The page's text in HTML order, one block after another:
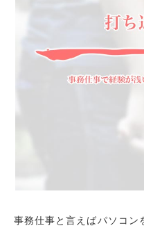
必要なものを捨てる
提出物を忘れる
計算ミス
事務仕事と言えばパソコン